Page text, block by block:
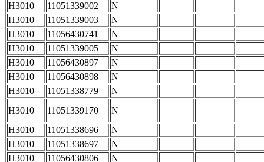
H3010
11051339002
N
H3010
11051339003
N
H3010
11056430741
N
H3010
11051339005
N
H3010
11056430897
N
H3010
11056430898
N
H3010
11051338779
N
H3010
11051339170
N
H3010
11051338696
N
H3010
11051338697
N
H3010
11056430806 N